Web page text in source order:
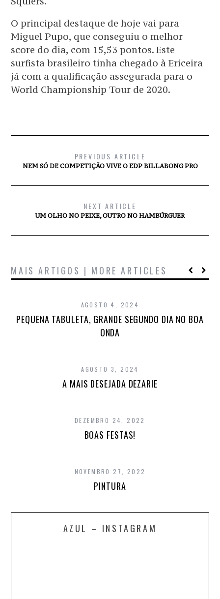
O principal destaque de hoje vai para
Miguel Pupo, que conseguiu o melhor
score do dia, com 15,53 pontos. Este
surfista brasileiro tinha chegado à Ericeira
já com a qualificação assegurada para o
World Championship Tour de 2020.
PREVIOUS ARTICLE
NEM SÓ DE COMPETIÇÃO VIVE O EDP BILLABONG PRO
NEXT ARTICLE
UM OLHO NO PEIXE, OUTRO NO HAMBÚRGUER
MAIS ARTIGOS | MORE ARTICLES
AGOSTO 4, 2024
PEQUENA TABULETA, GRANDE SEGUNDO DIA NO BOA
ONDA
AGOSTO 3, 2024
A MAIS DESEJADA DEZARIE
DEZEMBRO 24, 2022
BOAS FESTAS!
NOVEMBRO 27, 2022
PINTURA
AZUL – INSTAGRAM